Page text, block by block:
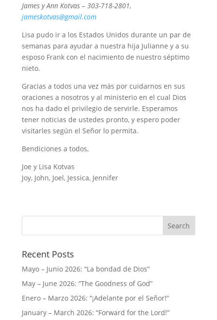
James y Ann Kotvas – 303-718-2801,
jameskotvas@gmail.com
Lisa pudo ir a los Estados Unidos durante un par de
semanas para ayudar a nuestra hija Julianne y a su
esposo Frank con el nacimiento de nuestro séptimo
nieto.
Gracias a todos una vez más por cuidarnos en sus
oraciones a nosotros y al ministerio en el cual Dios
nos ha dado el privilegio de servirle. Esperamos
tener noticias de ustedes pronto, y espero poder
visitarles según el Señor lo permita.
Bendiciones a todos,
Joe y Lisa Kotvas
Joy, John, Joel, Jessica, Jennifer
Recent Posts
Mayo – Junio 2026: “La bondad de Dios”
May – June 2026: “The Goodness of God”
Enero – Marzo 2026: “¡Adelante por el Señor!”
January – March 2026: “Forward for the Lord!”